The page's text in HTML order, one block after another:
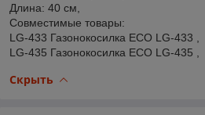
Длина: 40 см,
Совместимые товары:
LG-433 Газонокосилка ECO LG-433 ,
LG-435 Газонокосилка ECO LG-435 ,
Скрыть